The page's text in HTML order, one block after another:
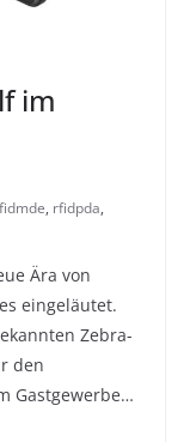
im
, rfidpda,
Ära von
eingeläutet.
Zebra-
den
Gastgewerbe…